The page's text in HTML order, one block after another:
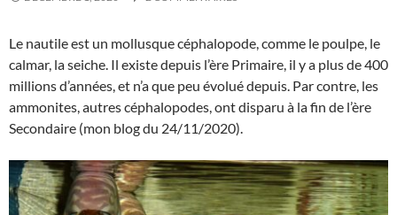
Le nautile est un mollusque céphalopode, comme le poulpe, le
calmar, la seiche. Il existe depuis l’ère Primaire, il y a plus de 400
millions d’années, et n’a que peu évolué depuis. Par contre, les
ammonites, autres céphalopodes, ont disparu à la fin de l’ère
Secondaire (mon blog du 24/11/2020).